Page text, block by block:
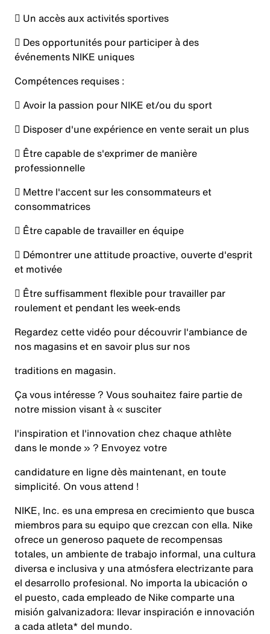
 Un accès aux activités sportives
 Des opportunités pour participer à des
événements NIKE uniques
Compétences requises :
 Avoir la passion pour NIKE et/ou du sport
 Disposer d'une expérience en vente serait un plus
 Être capable de s'exprimer de manière
professionnelle
 Mettre l'accent sur les consommateurs et
consommatrices
 Être capable de travailler en équipe
 Démontrer une attitude proactive, ouverte d'esprit
et motivée
 Être suffisamment flexible pour travailler par
roulement et pendant les week-ends
Regardez cette vidéo pour découvrir l'ambiance de
nos magasins et en savoir plus sur nos
traditions en magasin.
Ça vous intéresse ? Vous souhaitez faire partie de
notre mission visant à « susciter
l'inspiration et l'innovation chez chaque athlète
dans le monde » ? Envoyez votre
candidature en ligne dès maintenant, en toute
simplicité. On vous attend !
NIKE, Inc. es una empresa en crecimiento que busca
miembros para su equipo que crezcan con ella. Nike
ofrece un generoso paquete de recompensas
totales, un ambiente de trabajo informal, una cultura
diversa e inclusiva y una atmósfera electrizante para
el desarrollo profesional. No importa la ubicación o
el puesto, cada empleado de Nike comparte una
misión galvanizadora: llevar inspiración e innovación
a cada atleta* del mundo.